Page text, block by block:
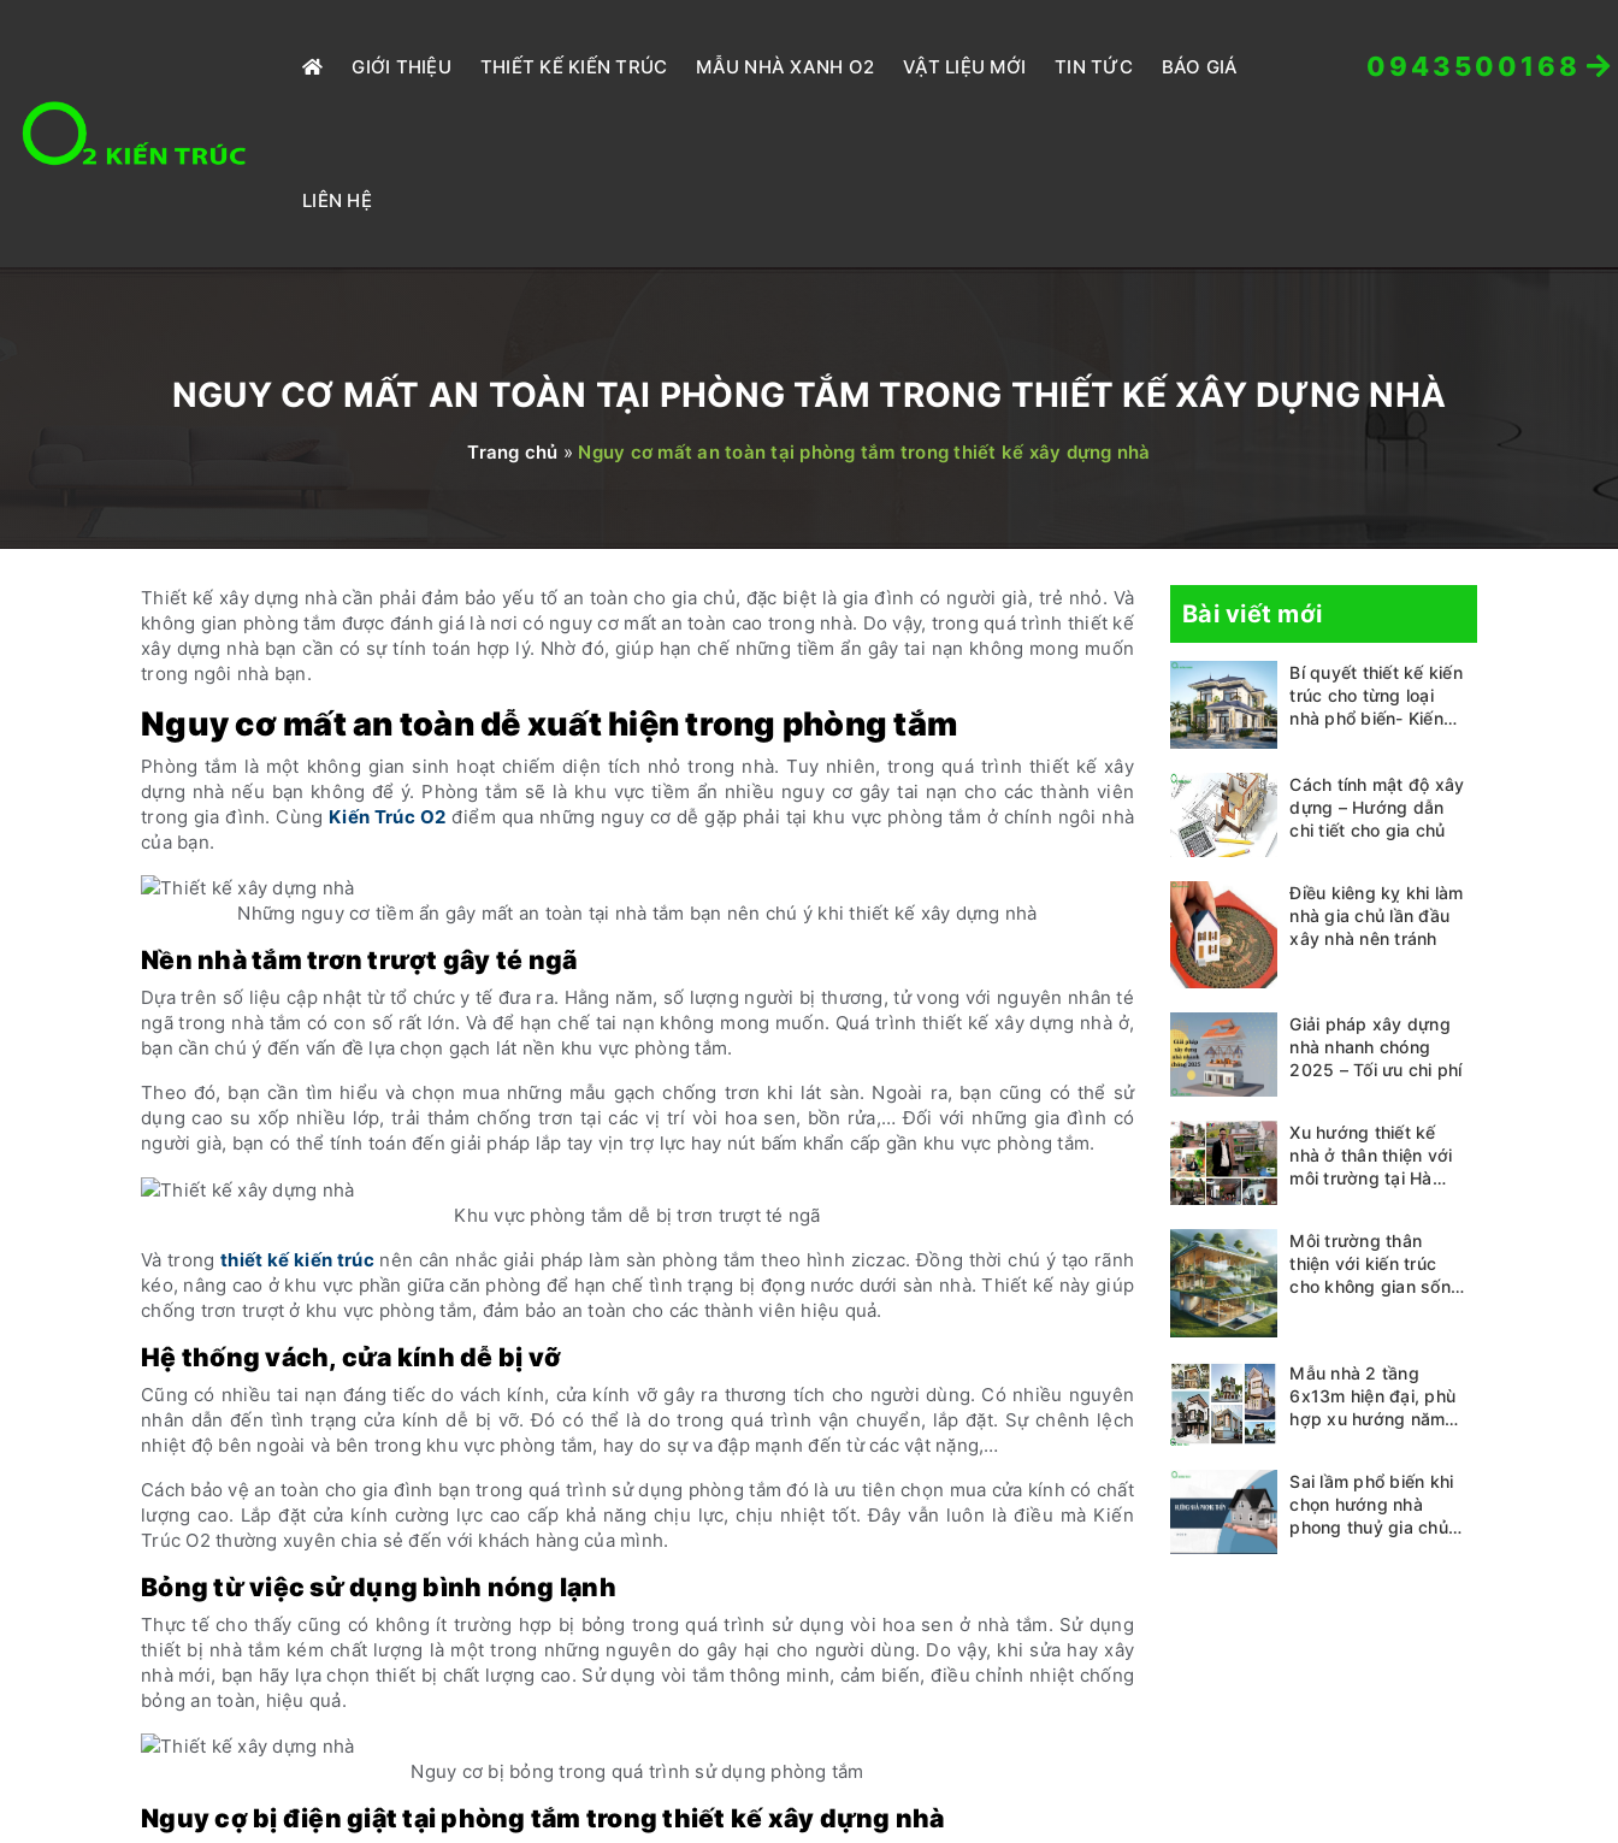
GIỚI THIỆU THIẾT KẾ KIẾN TRÚC MẪU NHÀ XANH O2 VẬT LIỆU MỚI TIN TỨC BÁO GIÁ
LIÊN HỆ
0943500168
NGUY CƠ MẤT AN TOÀN TẠI PHÒNG TẮM TRONG THIẾT KẾ XÂY DỰNG NHÀ
Trang chủ » Nguy cơ mất an toàn tại phòng tắm trong thiết kế xây dựng nhà
Thiết kế xây dựng nhà cần phải đảm bảo yếu tố an toàn cho gia chủ, đặc biệt là gia đình có người già, trẻ nhỏ. Và
không gian phòng tắm được đánh giá là nơi có nguy cơ mất an toàn cao trong nhà. Do vậy, trong quá trình thiết kế
xây dựng nhà bạn cần có sự tính toán hợp lý. Nhờ đó, giúp hạn chế những tiềm ẩn gây tai nạn không mong muốn
trong ngôi nhà bạn.
Nguy cơ mất an toàn dễ xuất hiện trong phòng tắm
Phòng tắm là một không gian sinh hoạt chiếm diện tích nhỏ trong nhà. Tuy nhiên, trong quá trình thiết kế xây
dựng nhà nếu bạn không để ý. Phòng tắm sẽ là khu vực tiềm ẩn nhiều nguy cơ gây tai nạn cho các thành viên
trong gia đình. Cùng Kiến Trúc O2 điểm qua những nguy cơ dễ gặp phải tại khu vực phòng tắm ở chính ngôi nhà
của bạn.
Những nguy cơ tiềm ẩn gây mất an toàn tại nhà tắm bạn nên chú ý khi thiết kế xây dựng nhà
Nền nhà tắm trơn trượt gây té ngã
Dựa trên số liệu cập nhật từ tổ chức y tế đưa ra. Hằng năm, số lượng người bị thương, tử vong với nguyên nhân té
ngã trong nhà tắm có con số rất lớn. Và để hạn chế tai nạn không mong muốn. Quá trình thiết kế xây dựng nhà ở,
bạn cần chú ý đến vấn đề lựa chọn gạch lát nền khu vực phòng tắm.
Theo đó, bạn cần tìm hiểu và chọn mua những mẫu gạch chống trơn khi lát sàn. Ngoài ra, bạn cũng có thể sử
dụng cao su xốp nhiều lớp, trải thảm chống trơn tại các vị trí vòi hoa sen, bồn rửa,… Đối với những gia đình có
người già, bạn có thể tính toán đến giải pháp lắp tay vịn trợ lực hay nút bấm khẩn cấp gần khu vực phòng tắm.
Khu vực phòng tắm dễ bị trơn trượt té ngã
Và trongthiết kế kiến trúcnên cân nhắc giải pháp làm sàn phòng tắm theo hình ziczac. Đồng thời chú ý tạo rãnh
kéo, nâng cao ở khu vực phần giữa căn phòng để hạn chế tình trạng bị đọng nước dưới sàn nhà. Thiết kế này giúp
chống trơn trượt ở khu vực phòng tắm, đảm bảo an toàn cho các thành viên hiệu quả.
Hệ thống vách, cửa kính dễ bị vỡ
Cũng có nhiều tai nạn đáng tiếc do vách kính, cửa kính vỡ gây ra thương tích cho người dùng. Có nhiều nguyên
nhân dẫn đến tình trạng cửa kính dễ bị vỡ. Đó có thể là do trong quá trình vận chuyển, lắp đặt. Sự chênh lệch
nhiệt độ bên ngoài và bên trong khu vực phòng tắm, hay do sự va đập mạnh đến từ các vật nặng,…
Cách bảo vệ an toàn cho gia đình bạn trong quá trình sử dụng phòng tắm đó là ưu tiên chọn mua cửa kính có chất
lượng cao. Lắp đặt cửa kính cường lực cao cấp khả năng chịu lực, chịu nhiệt tốt. Đây vẫn luôn là điều mà Kiến
Trúc O2 thường xuyên chia sẻ đến với khách hàng của mình.
Bỏng từ việc sử dụng bình nóng lạnh
Thực tế cho thấy cũng có không ít trường hợp bị bỏng trong quá trình sử dụng vòi hoa sen ở nhà tắm. Sử dụng
thiết bị nhà tắm kém chất lượng là một trong những nguyên do gây hại cho người dùng. Do vậy, khi sửa hay xây
nhà mới, bạn hãy lựa chọn thiết bị chất lượng cao. Sử dụng vòi tắm thông minh, cảm biến, điều chỉnh nhiệt chống
bỏng an toàn, hiệu quả.
Nguy cơ bị bỏng trong quá trình sử dụng phòng tắm
Nguy cợ bị điện giật tại phòng tắm trong thiết kế xây dựng nhà
Bài viết mới
Bí quyết thiết kế kiến
trúc cho từng loại
nhà phổ biến- Kiến
Cách tính mật độ xây
dựng – Hướng dẫn
chi tiết cho gia chủ
Điều kiêng kỵ khi làm
nhà gia chủ lần đầu
xây nhà nên tránh
Giải pháp xây dựng
nhà nhanh chóng
2025 – Tối ưu chi phí
Xu hướng thiết kế
nhà ở thân thiện với
môi trường tại Hà
Môi trường thân
thiện với kiến trúc
cho không gian sống
Mẫu nhà 2 tầng
6x13m hiện đại, phù
hợp xu hướng năm
Sai lầm phổ biến khi
chọn hướng nhà
phong thuỷ gia chủ